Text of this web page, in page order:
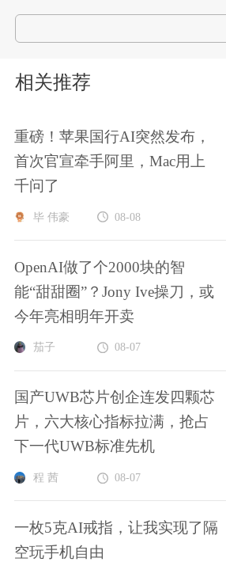
相关推荐
重磅！苹果国行AI突然发布，
首次官宣牵手阿里，Mac用上
千问了
毕 伟豪 08-08
OpenAI做了个2000块的智
能“甜甜圈”？Jony Ive操刀，或
今年亮相明年开卖
茄子 08-07
国产UWB芯片创企连发四颗芯
片，六大核心指标拉满，抢占
下一代UWB标准先机
程 茜 08-07
一枚5克AI戒指，让我实现了隔
空玩手机自由